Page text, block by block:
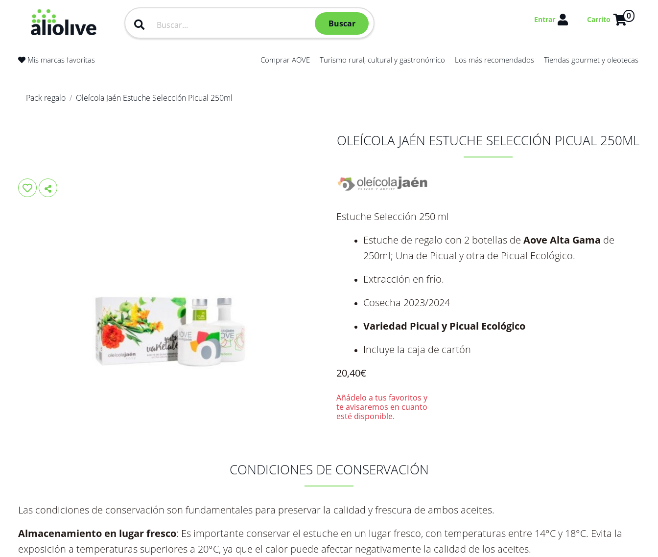
Buscar Entrar Carrito 0
Mis marcas favoritas Comprar AOVE Turismo rural, cultural y gastronómico Los más recomendados Tiendas gourmet y oleotecas
Pack regalo Oleícola Jaén Estuche Selección Picual 250ml
juntos pongamos en valor el AOVE y el medio rural.
OLEÍCOLA JAÉN ESTUCHE SELECCIÓN PICUAL 250ML
250ml; Una de Picual y otra de Picual Ecológico.
Extracción en frío.
Cosecha 2023/2024
Variedad Picual y Picual Ecológico
Incluye la caja de cartón
Añádelo a tus favoritos y
esté disponible.
CONDICIONES DE CONSERVACIÓN